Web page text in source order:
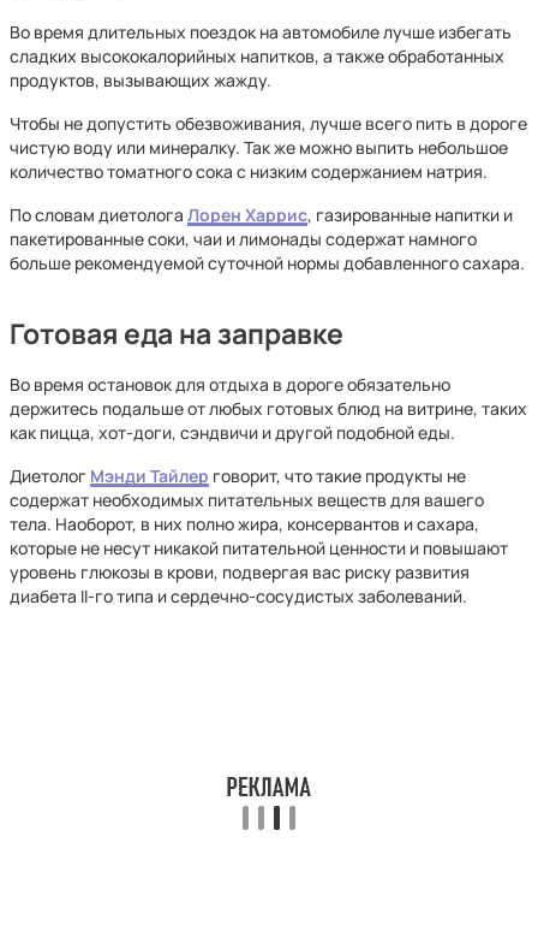
Во время длительных поездок на автомобиле лучше избегать
сладких высококалорийных напитков, а также обработанных
продуктов, вызывающих жажду.
Чтобы не допустить обезвоживания, лучше всего пить в дороге
чистую воду или минералку. Так же можно выпить небольшое
количество томатного сока с низким содержанием натрия.
По словам диетолога Лорен Харрис, газированные напитки и
пакетированные соки, чаи и лимонады содержат намного
больше рекомендуемой суточной нормы добавленного сахара.
Готовая еда на заправке
Во время остановок для отдыха в дороге обязательно
держитесь подальше от любых готовых блюд на витрине, таких
как пицца, хот-доги, сэндвичи и другой подобной еды.
Диетолог Мэнди Тайлер говорит, что такие продукты не
содержат необходимых питательных веществ для вашего
тела. Наоборот, в них полно жира, консервантов и сахара,
которые не несут никакой питательной ценности и повышают
уровень глюкозы в крови, подвергая вас риску развития
диабета II-го типа и сердечно-сосудистых заболеваний.